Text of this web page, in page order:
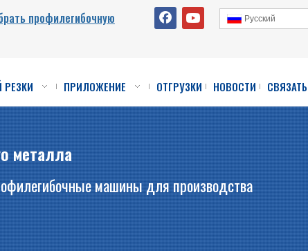
профилегибочную
Pусский
ПРИЛОЖЕНИЕ ОТГРУЗКИ НОВОСТИ
металла
машины для производства